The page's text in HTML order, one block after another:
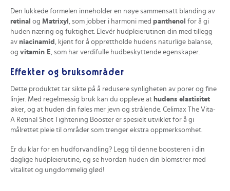
Den lukkede formelen inneholder en nøye sammensatt blanding av
retinal og Matrixyl , som jobber i harmoni med panthenol for å gi
huden næring og fuktighet. Elevér hudpleierutinen din med tillegg
av niacinamid , kjent for å opprettholde hudens naturlige balanse,
og vitamin E, som har verdifulle hudbeskyttende egenskaper.
Effekter og bruksområder
Dette produktet tar sikte på å redusere synligheten av porer og fine
linjer. Med regelmessig bruk kan du oppleve at hudens elastisitet
øker, og at huden din føles mer jevn og strålende. Celimax The Vita-
A Retinal Shot Tightening Booster er spesielt utviklet for å gi
målrettet pleie til områder som trenger ekstra oppmerksomhet.
Er du klar for en hudforvandling? Legg til denne boosteren i din
daglige hudpleierutine, og se hvordan huden din blomstrer med
vitalitet og ungdommelig glød!